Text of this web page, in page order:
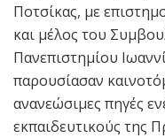
Ποτσίκας, με
και μέλος του
Πανεπιστημίου
παρουσίασαν
ανανεώσιμες πηγές
εκπαιδευτικούς της